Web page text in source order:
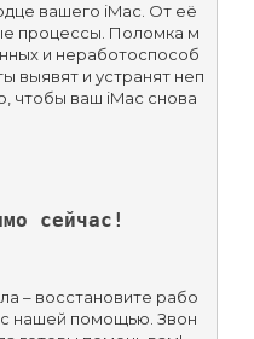
вашего iMac. От её
процессы. Поломка м
и неработоспособ
выявят и устранят неп
чтобы ваш iMac снова
сейчас!
– восстановите рабо
нашей помощью. Звон